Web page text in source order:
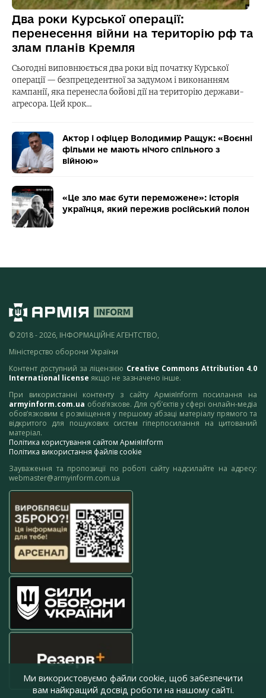
Два роки Курської операції:
перенесення війни на територію рф та
злам планів Кремля
Сьогодні виповнюється два роки від початку Курської
операції — безпрецедентної за задумом і виконанням
кампанії, яка перенесла бойові дії на територію держави-
агресора. Цей крок…
Актор і офіцер Володимир Ращук: «Воєнні
фільми не мають нічого спільного з
війною»
«Це зло має бути переможене»: історія
українця, який пережив російський полон
© 2018 - 2026, ІНФОРМАЦІЙНЕ АГЕНТСТВО,
Міністерство оборони України
Контент доступний за ліцензією Creative Commons Attribution 4.0
International license якщо не зазначено інше.
При використанні контенту з сайту АрміяInform посилання на
armyinform.com.ua обов’язкове. Для суб’єктів у сфері онлайн-медіа
обов’язковим є розміщення у першому абзаці матеріалу прямого та
відкритого для пошукових систем гіперпосилання на цитований
матеріал.
Політика користування сайтом АрміяInform
Політика використання файлів cookie
Зауваження та пропозиції по роботі сайту надсилайте на адресу:
webmaster@armyinform.com.ua
Ми використовуємо файли cookie, щоб забезпечити
вам найкращий досвід роботи на нашому сайті.